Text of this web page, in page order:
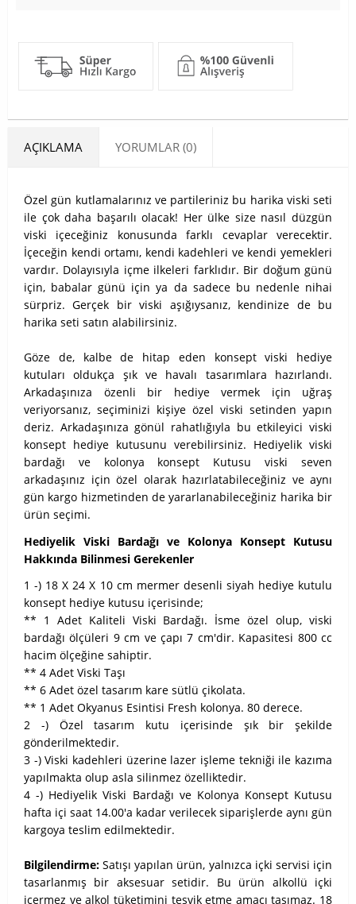
AÇIKLAMA YORUMLAR (0)
Özel gün kutlamalarınız ve partileriniz bu harika viski seti
ile çok daha başarılı olacak! Her ülke size nasıl düzgün
viski içeceğiniz konusunda farklı cevaplar verecektir.
İçeceğin kendi ortamı, kendi kadehleri ve kendi yemekleri
vardır. Dolayısıyla içme ilkeleri farklıdır. Bir doğum günü
için, babalar günü için ya da sadece bu nedenle nihai
sürpriz. Gerçek bir viski aşığıysanız, kendinize de bu
harika seti satın alabilirsiniz.
Göze de, kalbe de hitap eden konsept viski hediye
kutuları oldukça şık ve havalı tasarımlara hazırlandı.
Arkadaşınıza özenli bir hediye vermek için uğraş
veriyorsanız, seçiminizi kişiye özel viski setinden yapın
deriz. Arkadaşınıza gönül rahatlığıyla bu etkileyici viski
konsept hediye kutusunu verebilirsiniz. Hediyelik viski
bardağı ve kolonya konsept Kutusu viski seven
arkadaşınız için özel olarak hazırlatabileceğiniz ve aynı
gün kargo hizmetinden de yararlanabileceğiniz harika bir
ürün seçimi.
Hediyelik Viski Bardağı ve Kolonya Konsept Kutusu
Hakkında Bilinmesi Gerekenler
1 -) 18 X 24 X 10 cm mermer desenli siyah hediye kutulu
konsept hediye kutusu içerisinde;
** 1 Adet Kaliteli Viski Bardağı. İsme özel olup, viski
bardağı ölçüleri 9 cm ve çapı 7 cm'dir. Kapasitesi 800 cc
hacim ölçeğine sahiptir.
** 4 Adet Viski Taşı
** 6 Adet özel tasarım kare sütlü çikolata.
** 1 Adet Okyanus Esintisi Fresh kolonya. 80 derece.
2 -) Özel tasarım kutu içerisinde şık bir şekilde
gönderilmektedir.
3 -) Viski kadehleri üzerine lazer işleme tekniği ile kazıma
yapılmakta olup asla silinmez özelliktedir.
4 -) Hediyelik Viski Bardağı ve Kolonya Konsept Kutusu
hafta içi saat 14.00'a kadar verilecek siparişlerde aynı gün
kargoya teslim edilmektedir.
Bilgilendirme: Satışı yapılan ürün, yalnızca içki servisi için
tasarlanmış bir aksesuar setidir. Bu ürün alkollü içki
içermez ve alkol tüketimini teşvik etme amacı taşımaz. 18